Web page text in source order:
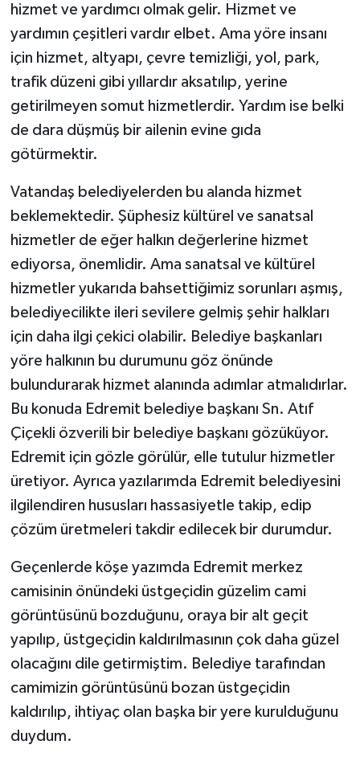
hizmet ve yardımcı olmak gelir. Hizmet ve
yardımın çeşitleri vardır elbet. Ama yöre insanı
için hizmet, altyapı, çevre temizliği, yol, park,
trafik düzeni gibi yıllardır aksatılıp, yerine
getirilmeyen somut hizmetlerdir. Yardım ise belki
de dara düşmüş bir ailenin evine gıda
götürmektir.
Vatandaş belediyelerden bu alanda hizmet
beklemektedir. Şüphesiz kültürel ve sanatsal
hizmetler de eğer halkın değerlerine hizmet
ediyorsa, önemlidir. Ama sanatsal ve kültürel
hizmetler yukarıda bahsettiğimiz sorunları aşmış,
belediyecilikte ileri sevilere gelmiş şehir halkları
için daha ilgi çekici olabilir. Belediye başkanları
yöre halkının bu durumunu göz önünde
bulundurarak hizmet alanında adımlar atmalıdırlar.
Bu konuda Edremit belediye başkanı Sn. Atıf
Çiçekli özverili bir belediye başkanı gözüküyor.
Edremit için gözle görülür, elle tutulur hizmetler
üretiyor. Ayrıca yazılarımda Edremit belediyesini
ilgilendiren hususları hassasiyetle takip, edip
çözüm üretmeleri takdir edilecek bir durumdur.
Geçenlerde köşe yazımda Edremit merkez
camisinin önündeki üstgeçidin güzelim cami
görüntüsünü bozduğunu, oraya bir alt geçit
yapılıp, üstgeçidin kaldırılmasının çok daha güzel
olacağını dile getirmiştim. Belediye tarafından
camimizin görüntüsünü bozan üstgeçidin
kaldırılıp, ihtiyaç olan başka bir yere kurulduğunu
duydum.